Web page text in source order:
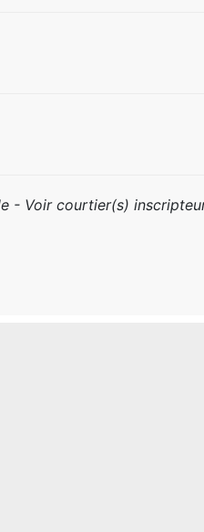
- Voir courtier(s)